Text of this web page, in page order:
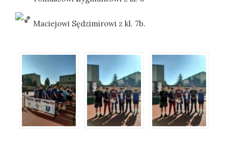
Maciejowi Sędzimirowi z kl. 7b.